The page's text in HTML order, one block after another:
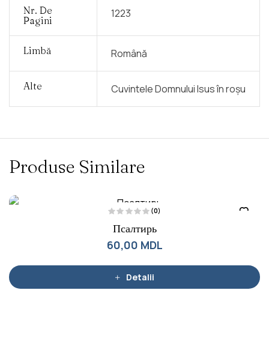
Nr. De
Pagini
1223
Limbă Română
Alte Cuvintele Domnului Isus în roșu
Produse Similare
l
u
l
(0)
Псалтирь
60,00 MDL
Detalii